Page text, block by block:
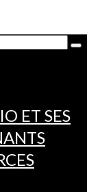
ET SES